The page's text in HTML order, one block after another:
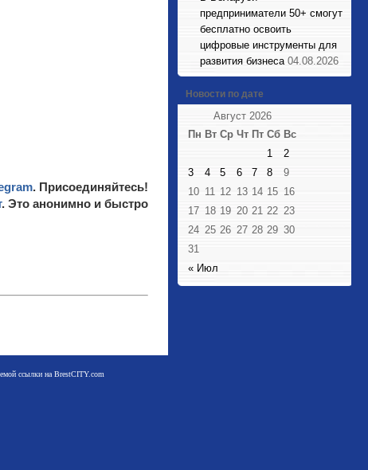
. Присоединяйтесь!
. Это анонимно и быстро
ссылки на BrestCITY.com
предприниматели 50+ смогут
бесплатно освоить
цифровые инструменты для
развития бизнеса 04.08.2026
Новости по дате
Август 2026
Пн Вт Ср Чт Пт Сб Вс
« Июл
1
2
3
4 5 6 7 8
9
10 11 12 13 14 15 16
17 18 19 20 21 22 23
24 25 26 27 28 29 30
31